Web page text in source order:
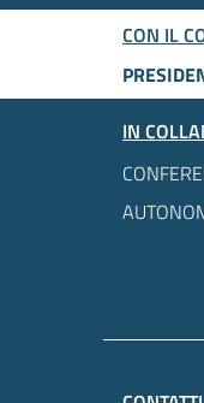
CON IL
IN